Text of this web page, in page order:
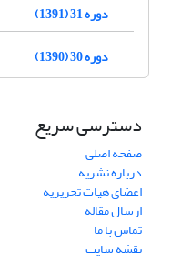
دوره 31 (1391)
دوره 30 (1390)
دسترسی سریع
صفحه اصلی
درباره نشریه
اعضای هیات تحریریه
ارسال مقاله
تماس با ما
نقشه سایت